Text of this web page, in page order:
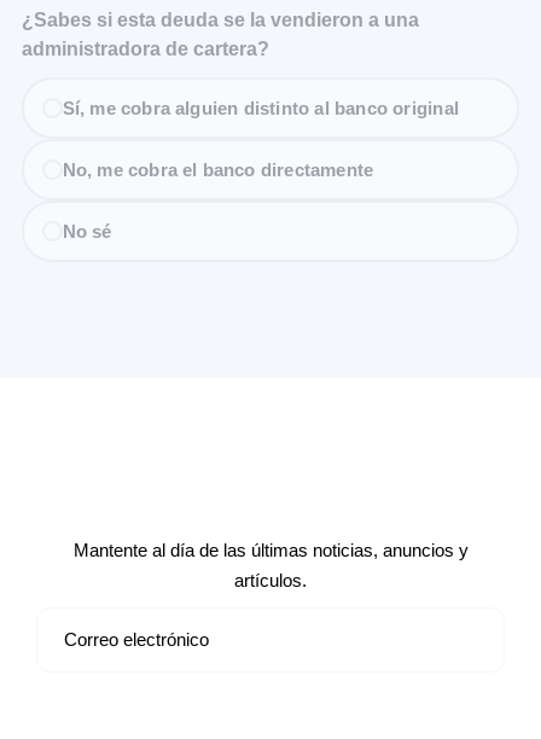
¿Sabes si esta deuda se la vendieron a una
administradora de cartera?
Sí, me cobra alguien distinto al banco original
No, me cobra el banco directamente
No sé
Mantente al día de las últimas noticias, anuncios y
artículos.